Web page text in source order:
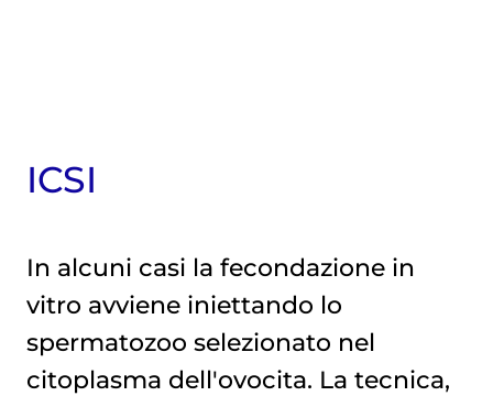
ICSI
In alcuni casi la fecondazione in
vitro avviene iniettando lo
spermatozoo selezionato nel
citoplasma dell'ovocita. La tecnica,